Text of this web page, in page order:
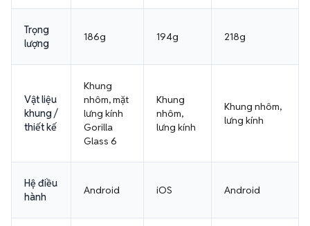
Trọng
lượng
186g 194g 218g
Vật liệu
khung /
thiết kế
Khung
nhôm, mặt
lưng kính
Gorilla
Glass 6
Khung
nhôm,
lưng kính
Khung nhôm,
lưng kính
Hệ điều
hành
Android iOS Android